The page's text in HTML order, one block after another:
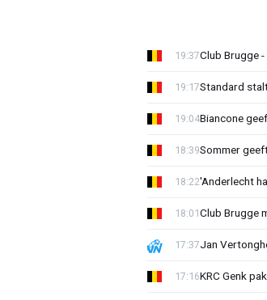
Club Brugge
19:37
Standard
19:17
Biancone
19:04
Sommer
18:39
'Anderlecht
18:22
Club Brugge
18:01
Jan
17:37
KRC Genk
17:16